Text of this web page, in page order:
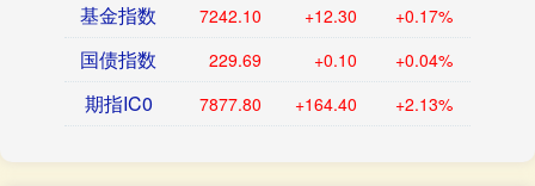
基金指数 7242.10 +12.30 +0.17%
国债指数 229.69 +0.10 +0.04%
期指IC0 7877.80 +164.40 +2.13%